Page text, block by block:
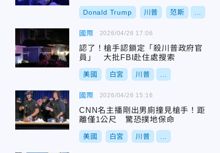
Donald Trump 川普 范斯
國際
認了！槍手認鎖定「殺川普政府官
員」 大批FBI赴住處搜索
美國 白宮 川普
2026/04/26 17:06
國際
CNN名主播剛出男廁撞見槍手！距
離僅1公尺 驚恐撲地保命
美國 白宮 川普
2026/04/26 15:16